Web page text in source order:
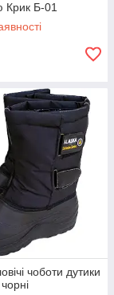
Крик Б-01
чоботи дутики